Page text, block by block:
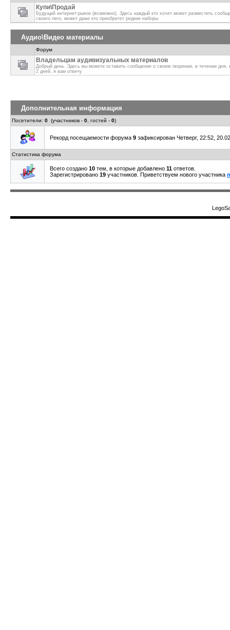
Купи\Продай
Будущий интернет-рынок (возможно). Здесь каждый кто хочет может разместить
своего лего, может даже кто приобретет редкие наборы
Аудио\Видео материалы
Форум
Владельцам аудивизуальных материалов
Добрый день. Здесь вы можете оставить сообщение о своем творении, в течении дня,
2 дней, я вам отвечу
Дополнительная информация
Посетители: 0 (участников - 0 , гостей - 0)
Рекорд посещаемости форума 9 зафиксирован Четверг, 22:52,
Статистика форума
Всего создано 10 тем, в которые добавлено 11 ответов.
Зарегистрировано 19 участников. Приветствуем нового участника